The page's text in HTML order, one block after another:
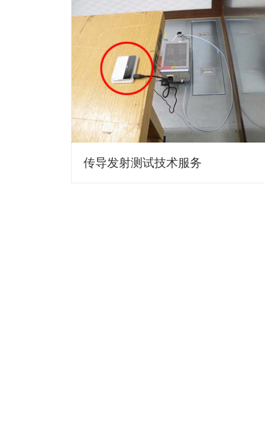
传导发射测试技术服务